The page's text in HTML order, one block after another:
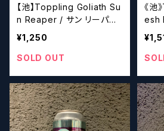
【池】Toppling Goliath Su
n Reaper / サン リーパー
【クラフトビール】
¥1,250
SOLD OUT
《池
esh
ry
ト
バッ